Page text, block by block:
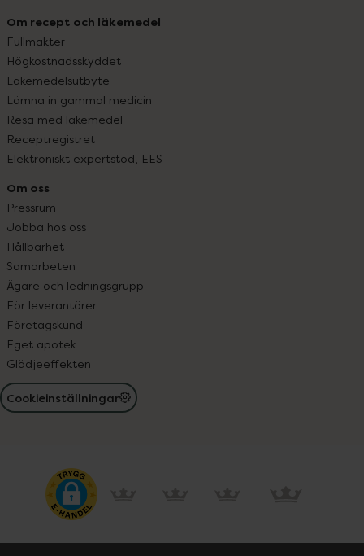
Om recept och läkemedel
Fullmakter
Högkostnadsskyddet
Läkemedelsutbyte
Lämna in gammal medicin
Resa med läkemedel
Receptregistret
Elektroniskt expertstöd, EES
Om oss
Pressrum
Jobba hos oss
Hållbarhet
Samarbeten
Ägare och ledningsgrupp
För leverantörer
Företagskund
Eget apotek
Glädjeeffekten
Cookieinställningar